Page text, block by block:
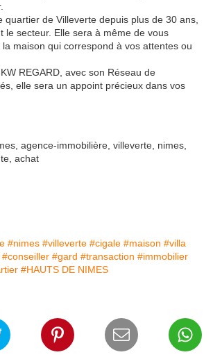
quartier de Villeverte depuis plus de 30 ans,
le secteur. Elle sera à même de vous
maison qui correspond à vos attentes ou
REGARD, avec son Réseau de
elle sera un appoint précieux dans vos
#nimes #villeverte #cigale #maison #villa
#conseiller #gard #transaction #immobilier
#HAUTS DE NIMES